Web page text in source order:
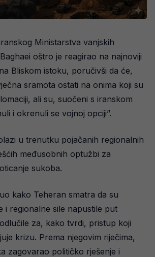
Ministarstva vanjskih
oštro je reagirao na najnoviji
Bliskom istoku, poručivši da će,
sramota ostati na onima koji su
ali su, suočeni s iranskom
i okrenuli se vojnoj opciji”.
u trenutku pojačanih regionalnih
međusobnih optužbi za
sukoba.
kako Teheran smatra da su
i regionalne sile napustile put
za, kako tvrdi, pristup koji
krizu. Prema njegovim riječima,
zagovarao političko rješenje i